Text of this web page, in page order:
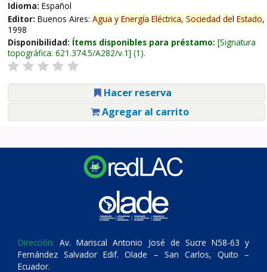
Idioma: Español
Editor: Buenos Aires: Agua y Energía Eléctrica, Sociedad del Estado,
1998
Disponibilidad: Ítems disponibles para préstamo: Signatura
topográfica: 621.374.5/A282/v.1 (1).
Hacer reserva
Agregar al carrito
Dirección: Av. Mariscal Antonio José de Sucre N58-63 y
Fernández Salvador Edif. Olade – San Carlos, Quito –
Ecuador.